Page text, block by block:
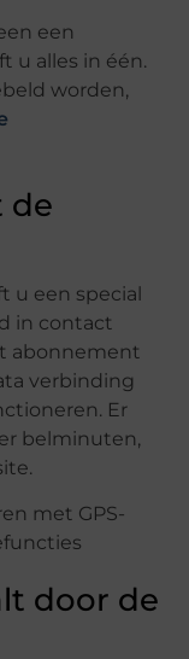
een
u alles in één.
worden,
de
u een special
in contact
abonnement
verbinding
Er
belminuten,
door de